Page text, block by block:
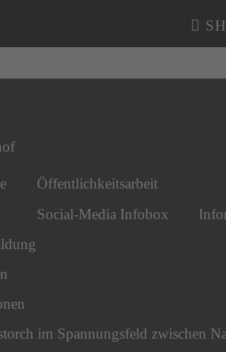
überspringen
Öffentlichkeitsarbeit
Social-Media Infobox
im Spannungsfeld zwischen